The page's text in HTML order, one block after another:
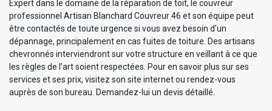
Expert dans le domaine de la réparation de toit, le couvreur
professionnel Artisan Blanchard Couvreur 46 et son équipe peut
être contactés de toute urgence si vous avez besoin d’un
dépannage, principalement en cas fuites de toiture. Des artisans
chevronnés interviendront sur votre structure en veillant à ce que
les règles de l’art soient respectées. Pour en savoir plus sur ses
services et ses prix, visitez son site internet ou rendez-vous
auprès de son bureau. Demandez-lui un devis détaillé.